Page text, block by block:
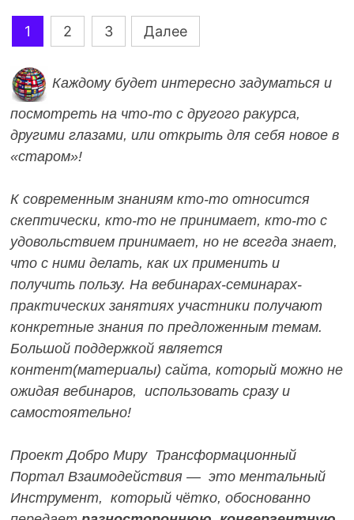
Навигация
по
записям
1 2 3 Далее
Каждому будет интересно задуматься и
посмотреть на что-то с другого ракурса,
другими глазами, или открыть для себя новое в
«старом»!
К современным знаниям кто-то относится
скептически, кто-то не принимает, кто-то с
удовольствием принимает, но не всегда знает,
что с ними делать, как их применить и
получить пользу. На вебинарах-семинарах-
практических занятиях участники получают
конкретные знания по предложенным темам.
Большой поддержкой является
контент(материалы) сайта, который можно не
ожидая вебинаров, использовать сразу и
самостоятельно!
Проект Добро Миру Трансформационный
Портал Взаимодействия — это ментальный
Инструмент, который чётко, обоснованно